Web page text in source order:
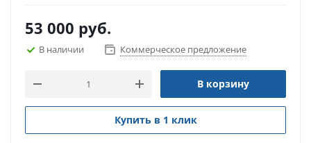
53 000 руб.
В наличии Коммерческое предложение
В корзину
Купить в 1 клик